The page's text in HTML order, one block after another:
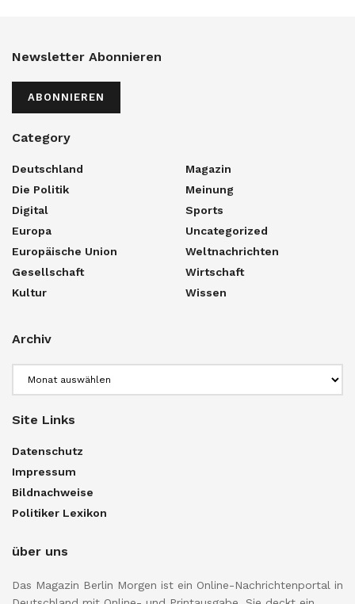
Newsletter Abonnieren
ABONNIEREN
Category
Deutschland
Die Politik
Digital
Europa
Europäische Union
Gesellschaft
Kultur
Magazin
Meinung
Sports
Uncategorized
Weltnachrichten
Wirtschaft
Wissen
Archiv
Site Links
Datenschutz
Impressum
Bildnachweise
Politiker Lexikon
über uns
Das Magazin Berlin Morgen ist ein Online-Nachrichtenportal in